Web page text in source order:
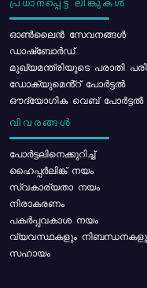
പ്രധാനപ്പെട്ട ലിങ്കുകൾ
ഓൺലൈൻ സേവനങ്ങൾ
ഡാഷ്ബോർഡ്
മുഖ്യമന്ത്രിയുടെ പരാതി
ഡോക്യുമെൻ്റ് പോർട്ടൽ
ഔദ്യോഗിക വെബ് പോർട്ടൽ
വിവരങ്ങൾ
പോര്‍ട്ടലിനെക്കുറിച്ച്
ഹൈപ്പർലിങ്ക് നയം
സ്വകാര്യതാ നയം
നിരാകരണം
പകർപ്പവകാശ നയം
വ്യവസ്ഥകളും
സഹായം